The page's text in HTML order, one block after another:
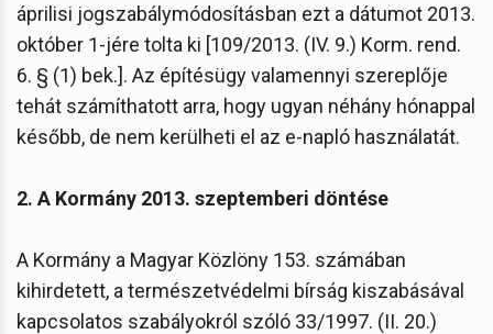
áprilisi jogszabálymódosításban ezt a dátumot 2013.
október 1-jére tolta ki [109/2013. (IV. 9.) Korm. rend.
6. § (1) bek.]. Az építésügy valamennyi szereplője
tehát számíthatott arra, hogy ugyan néhány hónappal
később, de nem kerülheti el az e-napló használatát.
2. A Kormány 2013. szeptemberi döntése
A Kormány a Magyar Közlöny 153. számában
kihirdetett, a természetvédelmi bírság kiszabásával
kapcsolatos szabályokról szóló 33/1997. (II. 20.)